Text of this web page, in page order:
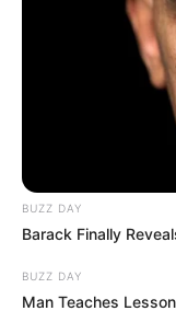
BUZZ DAY
Barack Finally
BUZZ DAY
Man Teaches